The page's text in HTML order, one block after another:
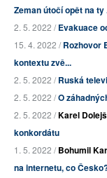
Zeman útočí opět na ty
2. 5. 2022 /Evakuace
15. 4. 2022 /Rozhovor
kontextu zvě...
2. 5. 2022 /Ruská
2. 5. 2022 /O
2. 5. 2022 /Karel
konkordátu
1. 5. 2022 /Bohumil
na internetu, co